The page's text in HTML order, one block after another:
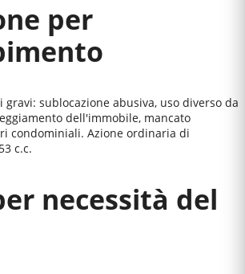
per
sublocazione abusiva, uso diverso da
dell'immobile, mancato
condominiali. Azione ordinaria di
c.c.
necessità del